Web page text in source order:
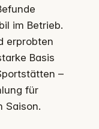
im Betrieb.
erprobten
Basis
–
für
Saison.